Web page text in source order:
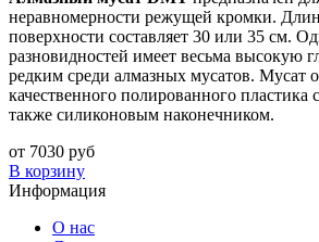
неравномерности режущей кромки.
поверхности составляет 30 или 35 см.
разновидностей имеет весьма высокую
редким среди алмазных мусатов. Мусат
качественного полированного пластика
также силиконовым наконечником.
от 7030 руб
В корзину
Информация
О нас